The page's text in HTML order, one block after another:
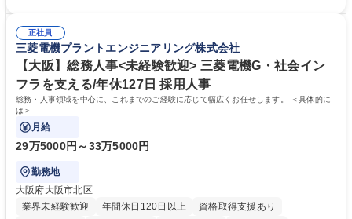
ルプロデュースしているため、商品に関わる全ての業務をサポート頂きま
す。 募集職種 東京都中央区【営業事務・貿易事務】食品商社/残業少なめ/
リモート等相談可
の強み】1991年の設立以来、外食産業を中心としたお客様の多様なニー
ズに沿った冷凍水産物等の生産・輸入・販売を一貫して手掛けています。
自社工場と海外拠点の強固な連携によるワンストップサービスが最大の強
みです。 学歴・資格 学歴：大学院 大学 語学力：英語 資格：
正社員
三菱電機プラントエンジニアリング株式会社
【大阪】総務人事<未経験歓迎> 三菱電機G・社会イン
フラを支える/年休127日 採用人事
総務・人事領域を中心に、これまでのご経験に応じて幅広くお任せします。 ＜具体的に
は＞
月給
29万5000円～33万5000円
勤務地
大阪府大阪市北区
業界未経験歓迎
年間休日120日以上
資格取得支援あり